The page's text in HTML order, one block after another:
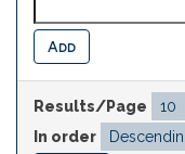
Results/Page
In order